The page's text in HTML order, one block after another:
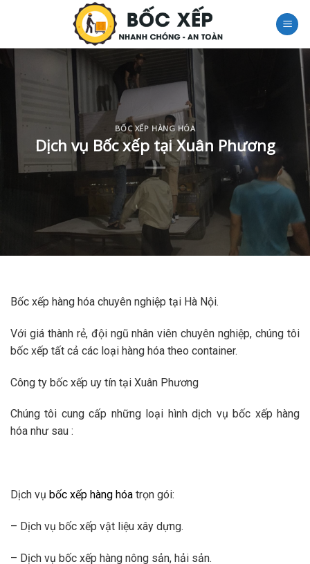
BỐC XẾP HÀNG HÓA
Dịch vụ Bốc xếp tại Xuân Phương
Bốc xếp hàng hóa chuyên nghiệp tại Hà Nội.
Với giá thành rẻ, đội ngũ nhân viên chuyên nghiệp, chúng tôi
bốc xếp tất cả các loại hàng hóa theo container.
Công ty bốc xếp uy tín tại Xuân Phương
Chúng tôi cung cấp những loại hình dịch vụ bốc xếp hàng
hóa như sau :
Dịch vụ bốc xếp hàng hóa trọn gói:
– Dịch vụ bốc xếp vật liệu xây dựng.
– Dịch vụ bốc xếp hàng nông sản, hải sản.